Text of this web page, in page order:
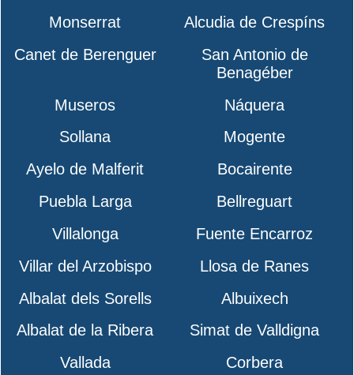
Monserrat
Alcudia de Crespíns
Canet de Berenguer
San Antonio de
Benagéber
Museros
Náquera
Sollana
Mogente
Ayelo de Malferit
Bocairente
Puebla Larga
Bellreguart
Villalonga
Fuente Encarroz
Villar del Arzobispo
Llosa de Ranes
Albalat dels Sorells
Albuixech
Albalat de la Ribera
Simat de Valldigna
Vallada
Corbera